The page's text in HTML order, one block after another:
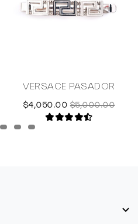
VERSACE PASADOR
$4,050.00 $5,000.00